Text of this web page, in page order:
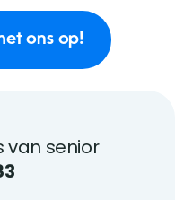
ons op!
van senior